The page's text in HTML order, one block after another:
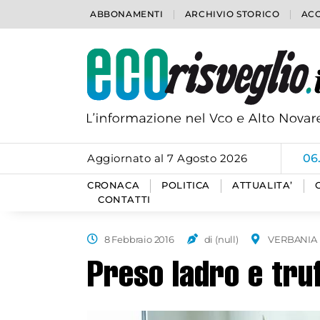
ABBONAMENTI ARCHIVIO STORICO
Aggiornato al 7 Agosto 2026
CRONACA POLITICA ATTUALITA’
CONTATTI
8 Febbraio 2016 di (null) VERBANIA
Preso ladro e